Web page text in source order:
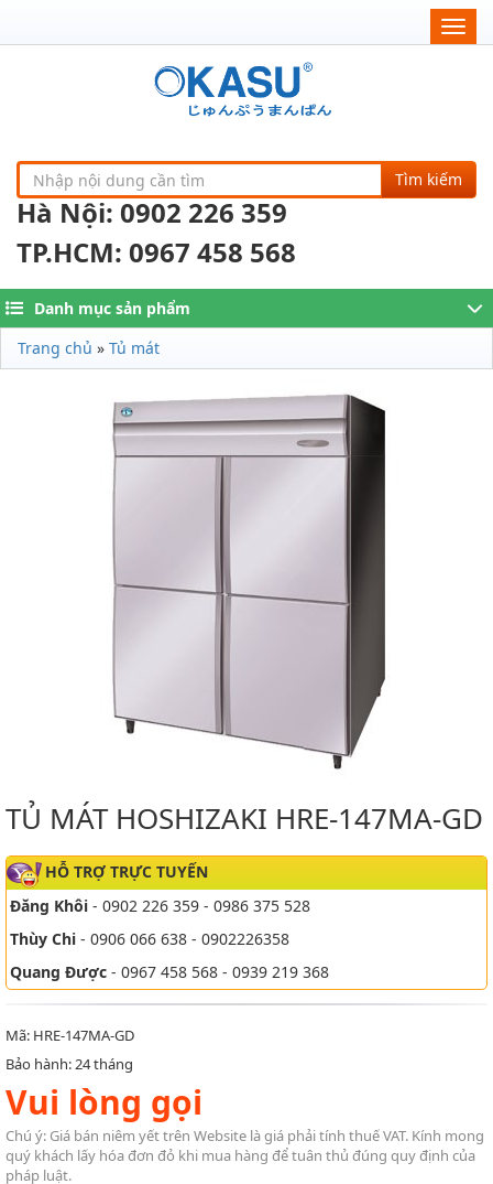
Tìm kiếm
Hà Nội: 0902 226 359
TP.HCM: 0967 458 568
Danh mục sản phẩm
Trang chủ » Tủ mát
TỦ MÁT HOSHIZAKI HRE-147MA-GD
HỖ TRỢ TRỰC TUYẾN
Đăng Khôi - 0902 226 359 - 0986 375 528
Thùy Chi - 0906 066 638 - 0902226358
Quang Được - 0967 458 568 - 0939 219 368
Mã: HRE-147MA-GD
Bảo hành: 24 tháng
Vui lòng gọi
Chú ý: Giá bán niêm yết trên Website là giá phải tính thuế VAT. Kính mong
quý khách lấy hóa đơn đỏ khi mua hàng để tuân thủ đúng quy định của
pháp luật.